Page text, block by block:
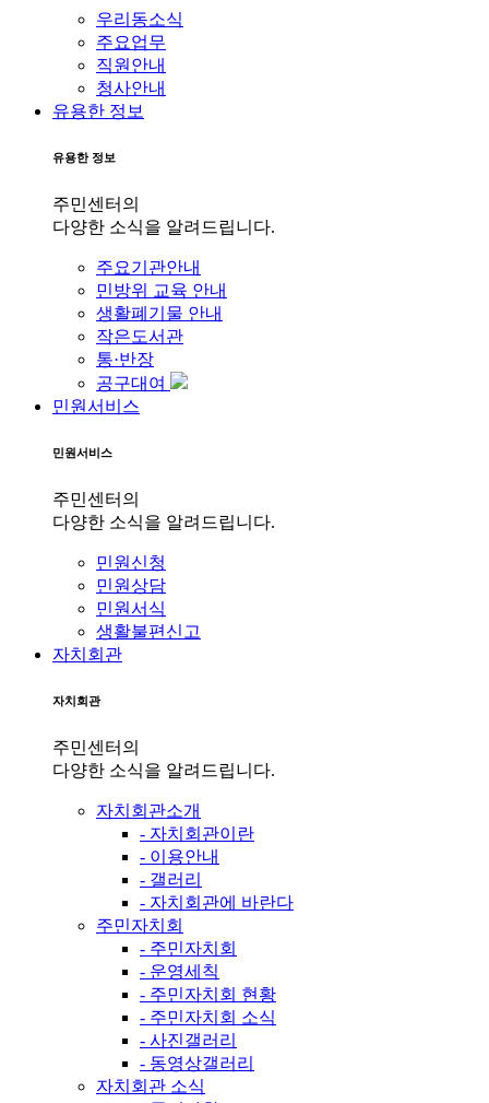
우리동소식
주요업무
직원안내
청사안내
유용한 정보
유용한 정보
주민센터의
다양한 소식을 알려드립니다.
주요기관안내
민방위 교육 안내
생활폐기물 안내
작은도서관
통·반장
공구대여
민원서비스
민원서비스
주민센터의
다양한 소식을 알려드립니다.
민원신청
민원상담
민원서식
생활불편신고
자치회관
자치회관
주민센터의
다양한 소식을 알려드립니다.
자치회관소개
- 자치회관이란
- 이용안내
- 갤러리
- 자치회관에 바란다
주민자치회
- 주민자치회
- 운영세칙
- 주민자치회 현황
- 주민자치회 소식
- 사진갤러리
- 동영상갤러리
자치회관 소식